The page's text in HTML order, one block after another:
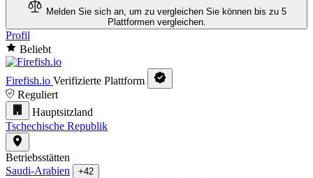
Melden Sie sich an, um zu vergleichen Sie können bis zu 5
Plattformen vergleichen.
Profil
Beliebt
Firefish.io Verifizierte Plattform
Reguliert
Hauptsitzland
Tschechische Republik
Betriebsstätten
Saudi-Arabien
+42